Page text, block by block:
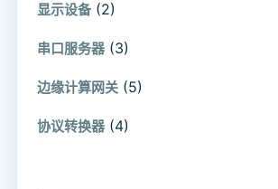
显示设备 (2)
串口服务器 (3)
边缘计算网关 (5)
协议转换器 (4)